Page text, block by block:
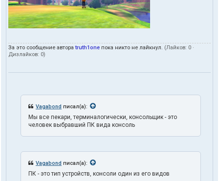
т
е
л
я
r
u
1
e
За это сообщение автораtruth1one пока никто не лайкнул. (Лайков: 0 ·
Дизлайков: 0)
Vagabond писал(а):
Мы все пекари, терминалогически, консольщик - это
человек выбравший ПК вида консоль
Vagabond писал(а):
ПК - это тип устройств, консоли один из его видов